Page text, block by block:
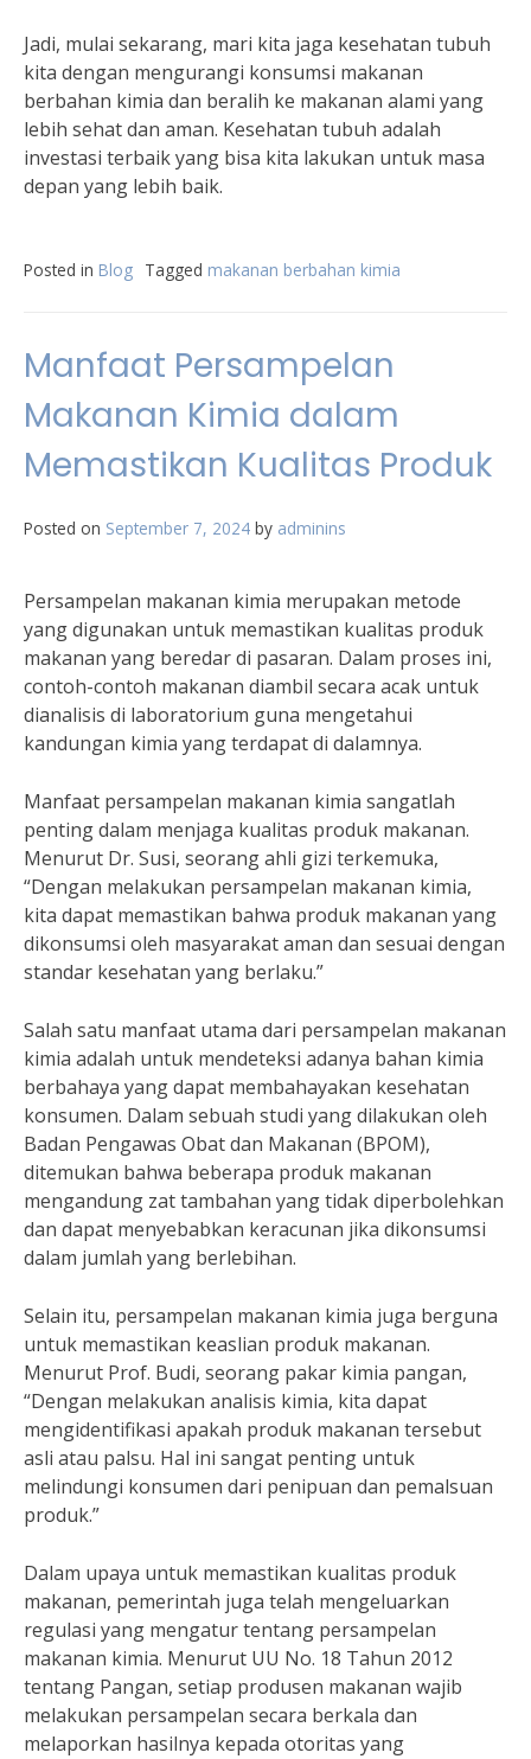
Jadi, mulai sekarang, mari kita jaga kesehatan tubuh
kita dengan mengurangi konsumsi makanan
berbahan kimia dan beralih ke makanan alami yang
lebih sehat dan aman. Kesehatan tubuh adalah
investasi terbaik yang bisa kita lakukan untuk masa
depan yang lebih baik.
Posted in Blog Tagged makanan berbahan kimia
Manfaat Persampelan
Makanan Kimia dalam
Memastikan Kualitas Produk
Posted on September 7, 2024 by adminins
Persampelan makanan kimia merupakan metode
yang digunakan untuk memastikan kualitas produk
makanan yang beredar di pasaran. Dalam proses ini,
contoh-contoh makanan diambil secara acak untuk
dianalisis di laboratorium guna mengetahui
kandungan kimia yang terdapat di dalamnya.
Manfaat persampelan makanan kimia sangatlah
penting dalam menjaga kualitas produk makanan.
Menurut Dr. Susi, seorang ahli gizi terkemuka,
“Dengan melakukan persampelan makanan kimia,
kita dapat memastikan bahwa produk makanan yang
dikonsumsi oleh masyarakat aman dan sesuai dengan
standar kesehatan yang berlaku.”
Salah satu manfaat utama dari persampelan makanan
kimia adalah untuk mendeteksi adanya bahan kimia
berbahaya yang dapat membahayakan kesehatan
konsumen. Dalam sebuah studi yang dilakukan oleh
Badan Pengawas Obat dan Makanan (BPOM),
ditemukan bahwa beberapa produk makanan
mengandung zat tambahan yang tidak diperbolehkan
dan dapat menyebabkan keracunan jika dikonsumsi
dalam jumlah yang berlebihan.
Selain itu, persampelan makanan kimia juga berguna
untuk memastikan keaslian produk makanan.
Menurut Prof. Budi, seorang pakar kimia pangan,
“Dengan melakukan analisis kimia, kita dapat
mengidentifikasi apakah produk makanan tersebut
asli atau palsu. Hal ini sangat penting untuk
melindungi konsumen dari penipuan dan pemalsuan
produk.”
Dalam upaya untuk memastikan kualitas produk
makanan, pemerintah juga telah mengeluarkan
regulasi yang mengatur tentang persampelan
makanan kimia. Menurut UU No. 18 Tahun 2012
tentang Pangan, setiap produsen makanan wajib
melakukan persampelan secara berkala dan
melaporkan hasilnya kepada otoritas yang